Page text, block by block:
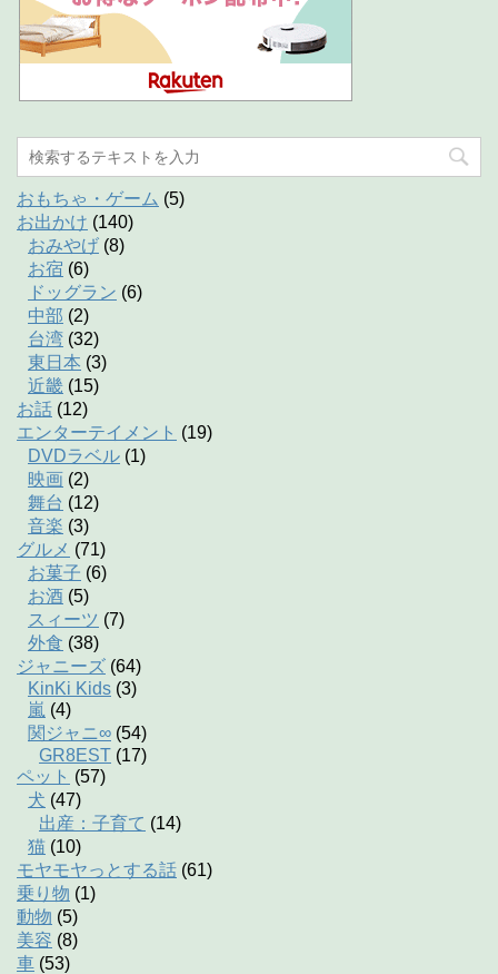
おもちゃ・ゲーム (5)
お出かけ (140)
おみやげ (8)
お宿 (6)
ドッグラン (6)
中部 (2)
台湾 (32)
東日本 (3)
近畿 (15)
お話 (12)
エンターテイメント (19)
DVDラベル (1)
映画 (2)
舞台 (12)
音楽 (3)
グルメ (71)
お菓子 (6)
お酒 (5)
スィーツ (7)
外食 (38)
ジャニーズ (64)
KinKi Kids (3)
嵐 (4)
関ジャニ∞ (54)
GR8EST (17)
ペット (57)
犬 (47)
出産：子育て (14)
猫 (10)
モヤモヤっとする話 (61)
乗り物 (1)
動物 (5)
美容 (8)
車 (53)